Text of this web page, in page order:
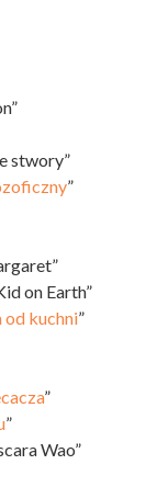
stwory”
”
on Earth”
od kuchni”
”
”
Wao”